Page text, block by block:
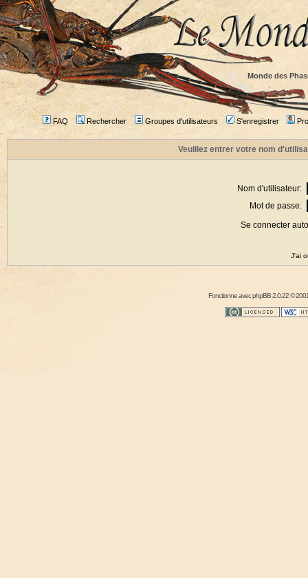
Monde des
FAQ Rechercher Groupes d'utilisateurs S'enregistrer
Veuillez entrer votre nom
Nom d'utilisateur:
Mot de passe:
Se connecter
J'ai
Fonctionne avecphpBB2.0.22 ©